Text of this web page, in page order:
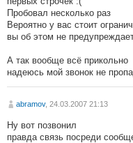
Пробовал несколько раз
Вероятно у вас стоит
вы об этом не
А так вообще всё прикольно
надеюсь мой звонок не
abramov, 24.03.2007 21:13
Ну вот позвонил
правда связь посреди